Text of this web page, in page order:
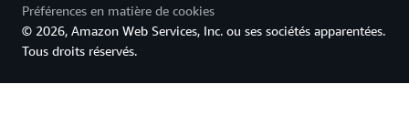
Préférences en matière de cookies
© 2026, Amazon Web Services, Inc. ou ses sociétés apparentées.
Tous droits réservés.